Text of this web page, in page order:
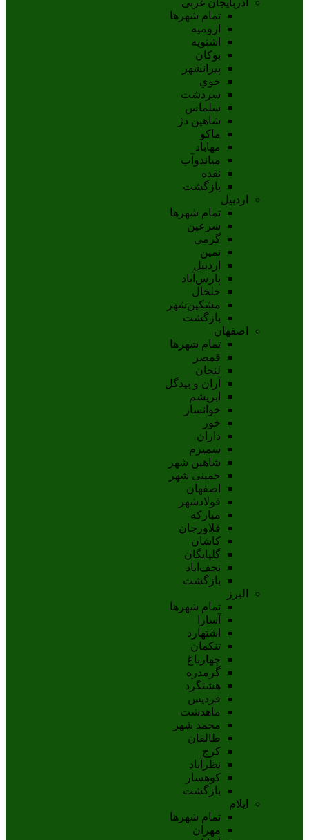
تمام شهر‌ها
اروميه
اشنويه
بوکان
پيرانشهر
خوي
سردشت
سلماس
شاهين دژ
ماکو
مهاباد
مياندوآب
نقده
بازگشت
اردبیل
تمام شهر‌ها
سرعین
گرمی
نمین
اردبيل
پارس‌آباد
خلخال
مشکين‌شهر
بازگشت
اصفهان
تمام شهر‌ها
قمصر
لنجان
آران و بیدگل
ابریشم
خوانسار
خور
داران
سمیرم
شاهین شهر
خمینی شهر
اصفهان
فولادشهر
مبارکه
فلاورجان
کاشان
گلپايگان
نجف‌آباد
بازگشت
البرز
تمام شهر‌ها
آسارا
اشتهارد
تنکمان
چهارباغ
گرمدره
هشتگرد
فردیس
ماهدشت
محمد شهر
طالقان
کرج
نظرآباد
کوهسار
بازگشت
ایلام
تمام شهر‌ها
مهران